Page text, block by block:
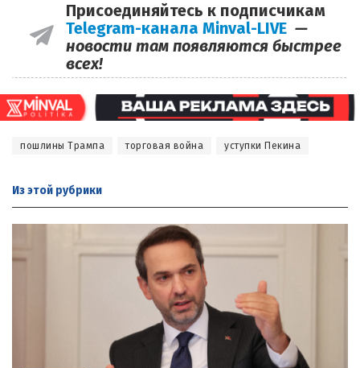
Присоединяйтесь к подписчикам
Telegram-канала Minval-LIVE —
новости там появляются быстрее
всех!
пошлины Трампа торговая война уступки Пекина
Из этой рубрики